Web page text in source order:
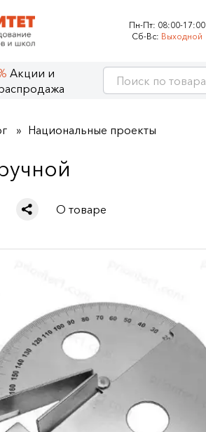
Пн-Пт: 08:00-17:00
Сб-Вс: Выходной
Акции и
Национальные проекты
О товаре